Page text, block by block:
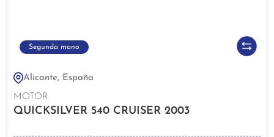
Segunda mano
Alicante, España
MOTOR
QUICKSILVER 540 CRUISER 2003